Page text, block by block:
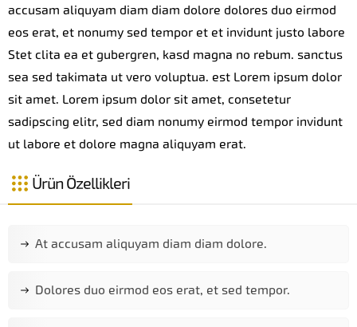
accusam aliquyam diam diam dolore dolores duo eirmod
eos erat, et nonumy sed tempor et et invidunt justo labore
Stet clita ea et gubergren, kasd magna no rebum. sanctus
sea sed takimata ut vero voluptua. est Lorem ipsum dolor
sit amet. Lorem ipsum dolor sit amet, consetetur
sadipscing elitr, sed diam nonumy eirmod tempor invidunt
ut labore et dolore magna aliquyam erat.
Ürün Özellikleri
At accusam aliquyam diam diam dolore.
Dolores duo eirmod eos erat, et sed tempor.